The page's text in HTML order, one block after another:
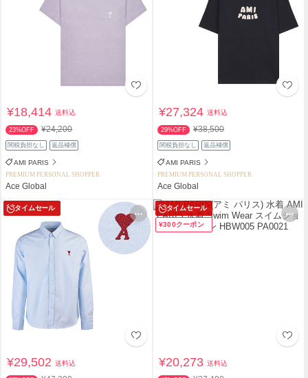
¥18,414送料込
23%OFF ¥24,200
関税負担なし 返品補償
AMI PARIS
PREMIUM PERSONAL SHOPPER
Ace Global
¥27,324送料込
29%OFF ¥38,500
関税負担なし 返品補償
AMI PARIS
PREMIUM PERSONAL SHOPPER
Ace Global
タイムセール
¥29,502送料込
タイムセール
¥300クーポン
¥20,273送料込